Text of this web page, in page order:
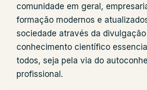
comunidade em geral,
formação modernos e
sociedade através da
conhecimento científico
todos, seja pela via do
profissional.